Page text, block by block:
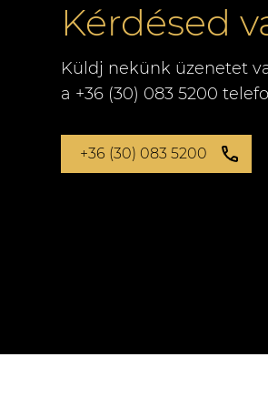
Kérdésed
Küldj nekünk üzenetet
a +36 (30) 083 5200
+36 (30) 083 5200